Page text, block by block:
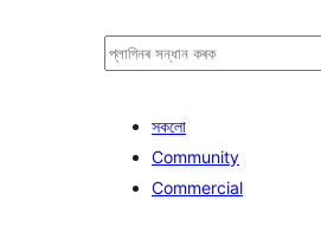
সন্ধান
সকলো
Community
Commercial